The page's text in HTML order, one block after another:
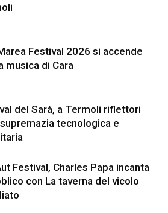
Festival 2026 si accende
musica di Cara
del Sarà, a Termoli riflettori
tecnologica e
Festival, Charles Papa incanta
con La taverna del vicolo